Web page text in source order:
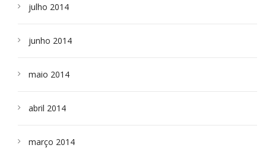
julho 2014
junho 2014
maio 2014
abril 2014
março 2014